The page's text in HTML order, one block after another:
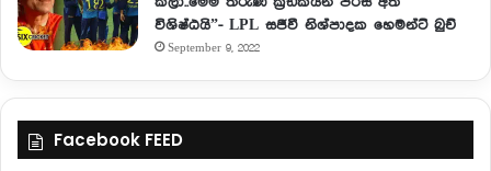
විශිෂ්ඨයි”- LPL සජීවී නිශ්පාදක හෙමන්ට් බුච්
September 9, 2022
Facebook FEED